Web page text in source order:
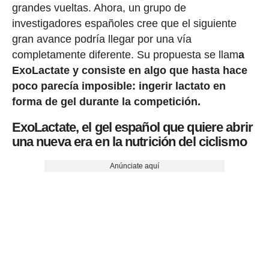
grandes vueltas. Ahora, un grupo de
investigadores españoles cree que el siguiente
gran avance podría llegar por una vía
completamente diferente. Su propuesta se llama
ExoLactate y consiste en algo que hasta hace
poco parecía imposible: ingerir lactato en
forma de gel durante la competición.
ExoLactate, el gel español que quiere abrir
una nueva era en la nutrición del ciclismo
Anúnciate aquí